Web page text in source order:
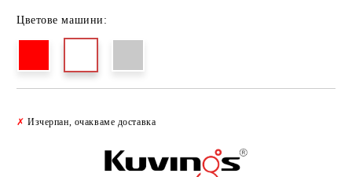
Цветове машини:
✗ Изчерпан, очакваме доставка